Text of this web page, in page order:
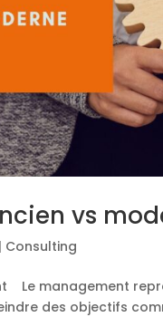
vs
| Consulting
Le management
des objectifs